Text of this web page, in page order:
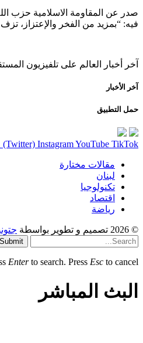
صدر عن المقاومة الاسلامية حزب
فيه: “بمزيد من الفخر والإعتزاز،
آخر أخبار العالم على تلفيزيون
آخر الأخبار
حمل التطبيق
(Twitter) InstagramYouTube TikTok
مقالات مختارة
لبنان
تكنولوجيا
اقتصاد
رياضة
© 2026 تصميم و تطوير بواسطة
Submit
Enterto search. Press Esc to cancel.
البث المباشر